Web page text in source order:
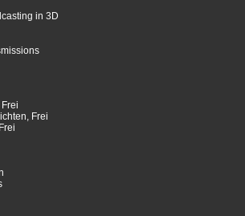
in 3D
Frei